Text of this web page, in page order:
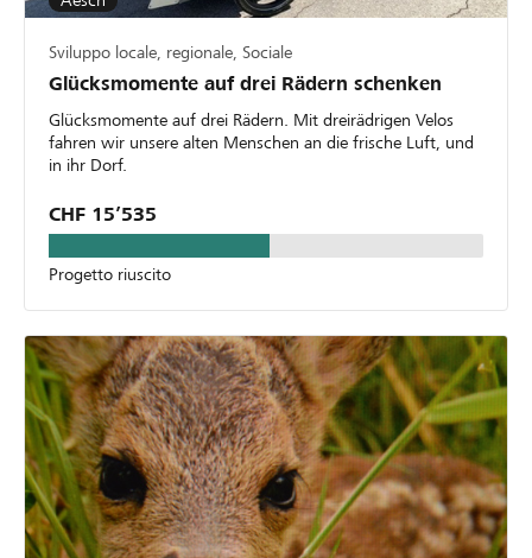
Sviluppo locale, regionale, Sociale
Glücksmomente auf drei Rädern schenken
Glücksmomente auf drei Rädern. Mit dreirädrigen Velos
fahren wir unsere alten Menschen an die frische Luft, und
in ihr Dorf.
CHF 15’535
Progetto riuscito